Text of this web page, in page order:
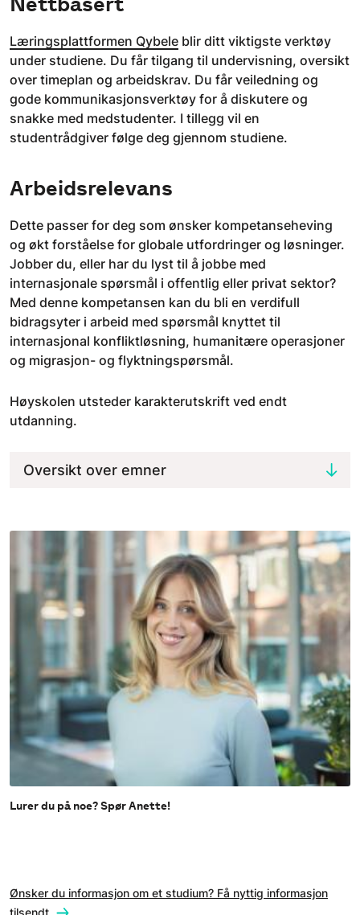
Læringsplattformen Qybele blir ditt viktigste verktøy
under studiene. Du får tilgang til undervisning, oversikt
over timeplan og arbeidskrav. Du får veiledning og
gode kommunikasjonsverktøy for å diskutere og
snakke med medstudenter. I tillegg vil en
studentrådgiver følge deg gjennom studiene.
Arbeidsrelevans
Dette passer for deg som ønsker kompetanseheving
og økt forståelse for globale utfordringer og løsninger.
Jobber du, eller har du lyst til å jobbe med
internasjonale spørsmål i offentlig eller privat sektor?
Med denne kompetansen kan du bli en verdifull
bidragsyter i arbeid med spørsmål knyttet til
internasjonal konfliktløsning, humanitære operasjoner
og migrasjon- og flyktningspørsmål.
Høyskolen utsteder karakterutskrift ved endt
utdanning.
Oversikt over emner
Lurer du på noe? Spør Anette!
Ønsker du informasjon om et studium? Få nyttig informasjon
tilsendt